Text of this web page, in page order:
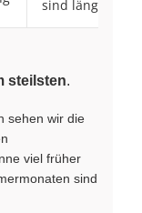
sind länger.
steilsten.
sehen wir die
viel früher
sind